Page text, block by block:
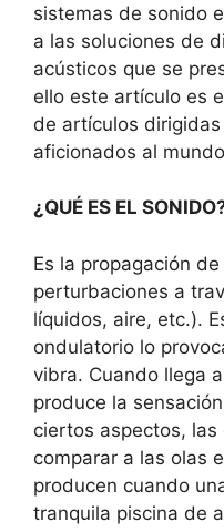
sistemas de sonido
a las soluciones de
acústicos que se
ello este artículo es
de artículos
aficionados al
¿QUÉ ES EL
Es la propagación
perturbaciones a
líquidos, aire, etc.).
ondulatorio lo
vibra. Cuando llega
produce la
ciertos aspectos,
comparar a las olas
producen cuando
tranquila piscina de